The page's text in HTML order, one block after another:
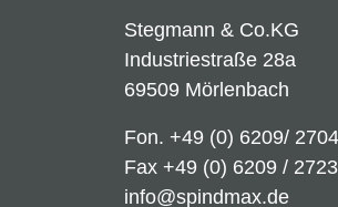
Stegmann & Co.KG
Industriestraße 28a
69509 Mörlenbach
Fon. +49 (0) 6209/
Fax +49 (0) 6209 /
info@spindmax.de